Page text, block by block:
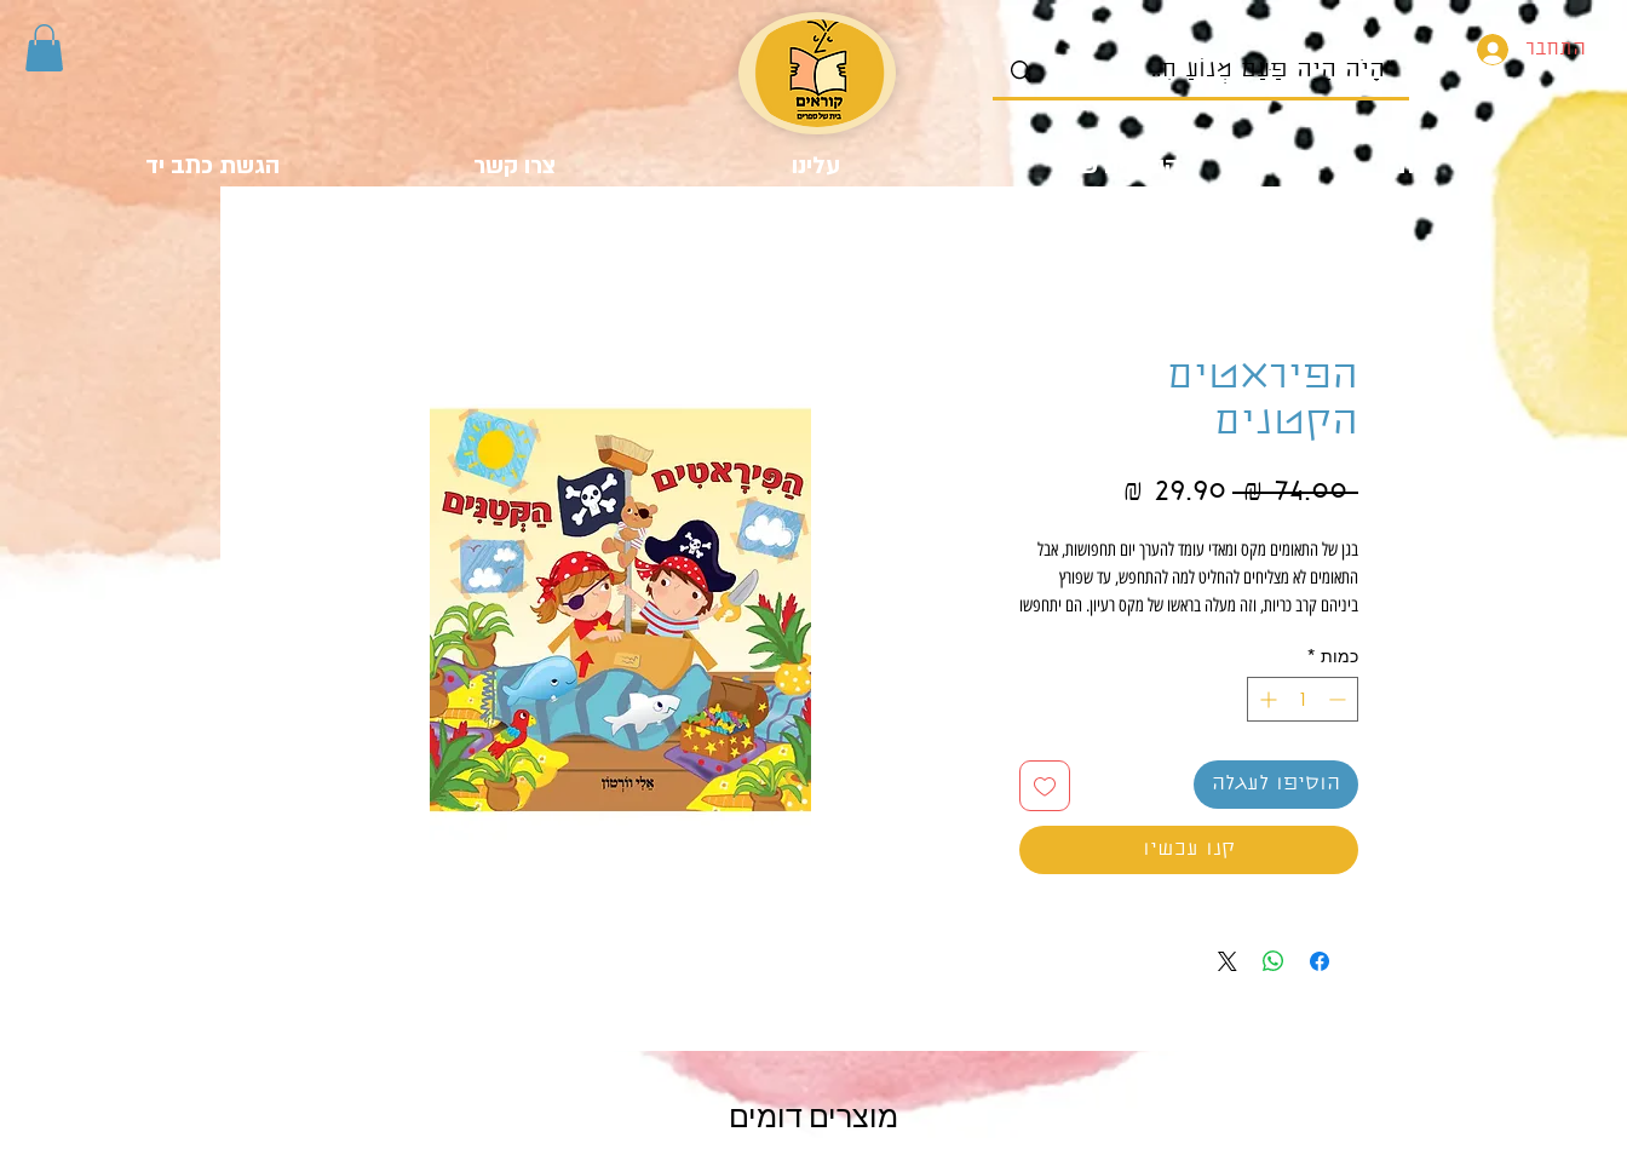
התחבר
הגשת כתב יד צרו קשר עלינו הספרים שלנו בית
הפיראטים
הקטנים
‏74.00 ‏₪
מחיר
בגן של התאומים מקס ומאדי עומד להערך יום תחפושות, אבל
התאומים לא מצליחים להחליט למה להתחפש, עד שפורץ
ביניהם קרב כריות, וזה מעלה בראשו של מקס רעיון. הם יתחפשו
הצטרפו לצד הפיראטים הקטנים בסיפור מקסים ורב הרפתקאות
שכיף לספר לפי השינה!
כמות *
הוסיפו לעגלה
קנו עכשיו
מוצרים דומים